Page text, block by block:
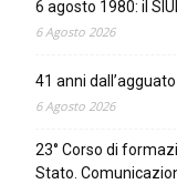
6 agosto 1980: il
6 Agosto 2026
41 anni
6 Agosto 2026
23° Corso di
Stato.